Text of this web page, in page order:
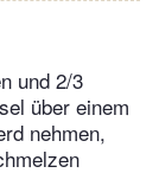
und 2/3
über einem
nehmen,